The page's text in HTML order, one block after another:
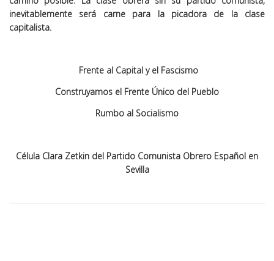
inevitablemente será carne para la picadora de la clase
capitalista.
Frente al Capital y el Fascismo
Construyamos el Frente Único del Pueblo
Rumbo al Socialismo
Célula Clara Zetkin del Partido Comunista Obrero Español en
Sevilla